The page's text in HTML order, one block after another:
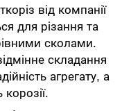
від компанії
для різання та
сколами.
складання
агрегату, а
корозії.